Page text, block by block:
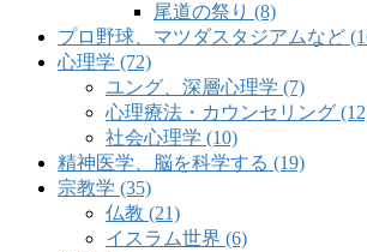
尾道の祭り (8)
プロ野球、マツダスタジアムなど
心理学 (72)
ユング、深層心理学 (7)
心理療法・カウンセリング
社会心理学 (10)
精神医学、脳を科学する (19)
宗教学 (35)
仏教 (21)
イスラム世界 (6)